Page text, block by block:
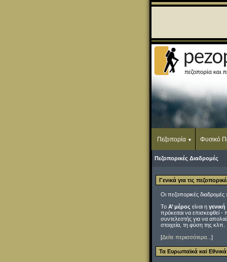
Πεζοπορία Φυσικό
Πεζοπορικές Διαδρομές
Γενικά για τις
Οι πεζοπορικές
Το Α’ μέρος είναι η
πρόκειται να επισκεφθεί
συντελεστής για να
στοιχεία, τη φύση της κλπ.
[Δείτε περισσότερα... ]
Τα Ευρωπαϊκά καi